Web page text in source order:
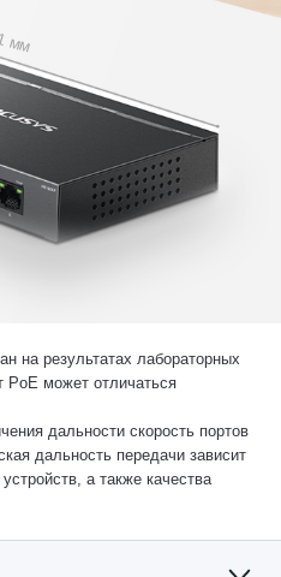
мм
на результатах лабораторных
PoE может отличаться
дальности скорость портов
дальность передачи зависит
а также качества